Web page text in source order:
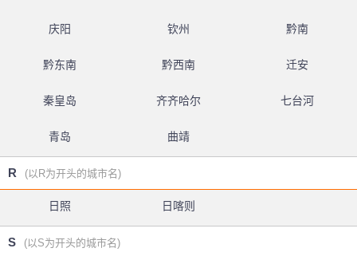
庆阳 钦州 黔南
黔东南 黔西南 迁安
秦皇岛 齐齐哈尔 七台河
青岛 曲靖
R (以R为开头的城市名)
日照 日喀则
S (以S为开头的城市名)